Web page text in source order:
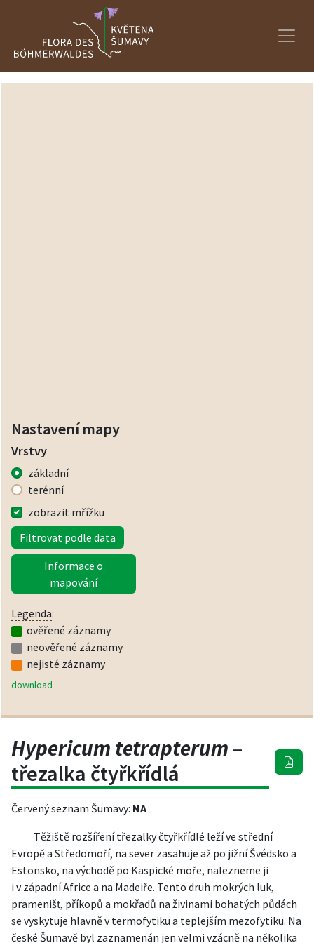
Nastavení mapy
Vrstvy
základní
terénní
zobrazit mřížku
Filtrovat podle data
Informace o
mapování
Legenda:
ověřené záznamy
neověřené záznamy
nejisté záznamy
download
Hypericum tetrapterum –
třezalka čtyřkřídlá
Červený seznam Šumavy: NA
Těžiště rozšíření třezalky čtyřkřídlé leží ve střední
Evropě a Středomoří, na sever zasahuje až po jižní Švédsko a
Estonsko, na východě po Kaspické moře, nalezneme ji
i v západní Africe a na Madeiře. Tento druh mokrých luk,
pramenišť, příkopů a mokřadů na živinami bohatých půdách
se vyskytuje hlavně v termofytiku a teplejším mezofytiku. Na
české Šumavě byl zaznamenán jen velmi vzácně na několika